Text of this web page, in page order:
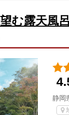
む露天風
静岡